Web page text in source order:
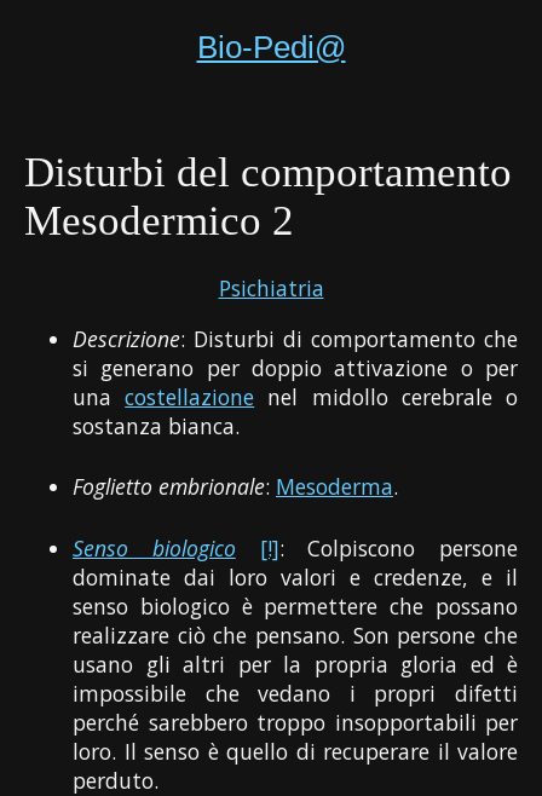
Bio-Pedi@
Disturbi del comportamento
Mesodermico 2
Psichiatria
Descrizione: Disturbi di comportamento che
si generano per doppio attivazione o per
unacostellazione nel midollo cerebrale o
sostanza bianca.
Foglietto embrionale: Mesoderma.
Senso biologico [!]: Colpiscono persone
dominate dai loro valori e credenze, e il
senso biologico è permettere che possano
realizzare ciò che pensano. Son persone che
usano gli altri per la propria gloria ed è
impossibile che vedano i propri difetti
perché sarebbero troppo insopportabili per
loro. Il senso è quello di recuperare il valore
perduto.